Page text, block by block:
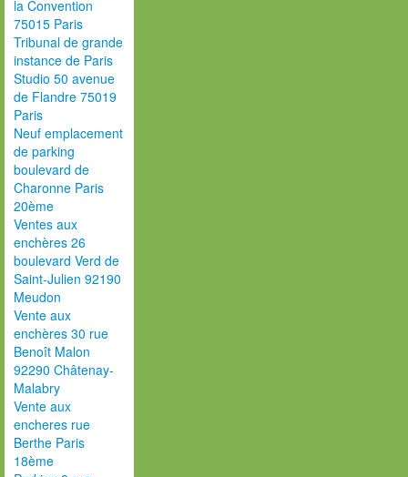
la Convention
75015 Paris
Tribunal de grande
instance de Paris
Studio 50 avenue
de Flandre 75019
Paris
Neuf emplacement
de parking
boulevard de
Charonne Paris
20ème
Ventes aux
enchères 26
boulevard Verd de
Saint-Julien 92190
Meudon
Vente aux
enchères 30 rue
Benoît Malon
92290 Châtenay-
Malabry
Vente aux
encheres rue
Berthe Paris
18ème